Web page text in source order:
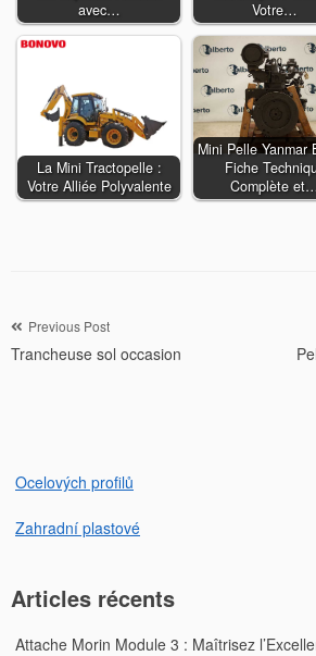
avec…
Votre…
La Mini Tractopelle :
Votre Alliée Polyvalente
Mini Pelle Yanmar
Fiche
Complète et…
Navigation
de
Previous Post
Trancheuse sol occasion
Ocelových profilů
Zahradní plastové
Articles récents
Attache Morin Module 3 : Maîtrisez